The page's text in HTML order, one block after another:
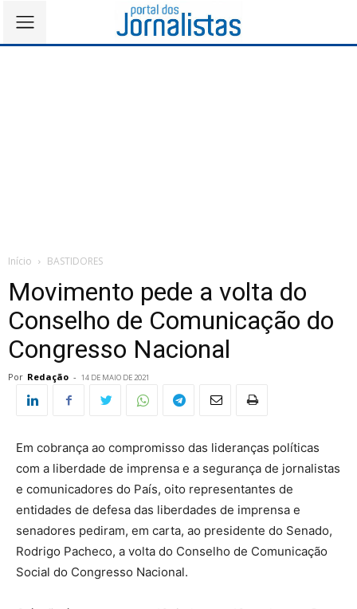
Início BASTIDORES
Movimento pede a volta do
Conselho de Comunicação do
Congresso Nacional
Por Redação - 14 DE MAIO DE 2021
Em cobrança ao compromisso das lideranças políticas
com a liberdade de imprensa e a segurança de jornalistas
e comunicadores do País, oito representantes de
entidades de defesa das liberdades de imprensa e
senadores pediram, em carta, ao presidente do Senado,
Rodrigo Pacheco, a volta do Conselho de Comunicação
Social do Congresso Nacional.